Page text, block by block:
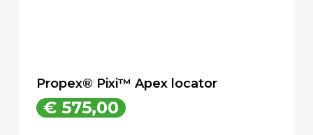
Propex® Pixi™ Apex locator
€575,00